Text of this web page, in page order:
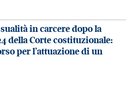
in carcere dopo la
della Corte costituzionale:
per l’attuazione di un